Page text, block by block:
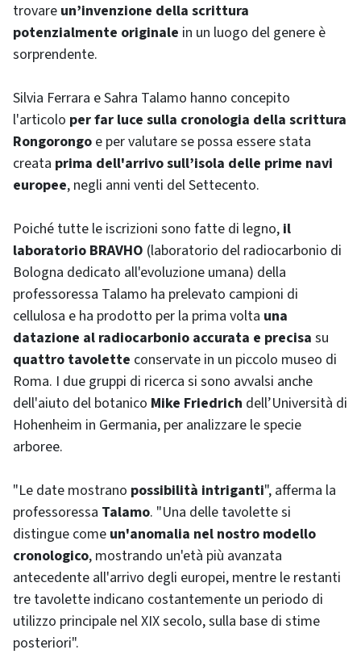
trovare un’invenzione della scrittura
potenzialmente originale in un luogo del genere è
sorprendente.
Silvia Ferrara e Sahra Talamo hanno concepito
l'articolo per far luce sulla cronologia della scrittura
Rongorongo e per valutare se possa essere stata
creata prima dell'arrivo sull’isola delle prime navi
europee, negli anni venti del Settecento.
Poiché tutte le iscrizioni sono fatte di legno, il
laboratorio BRAVHO (laboratorio del radiocarbonio di
Bologna dedicato all'evoluzione umana) della
professoressa Talamo ha prelevato campioni di
cellulosa e ha prodotto per la prima volta una
datazione al radiocarbonio accurata e precisa su
quattro tavolette conservate in un piccolo museo di
Roma. I due gruppi di ricerca si sono avvalsi anche
dell'aiuto del botanico Mike Friedrich dell’Università di
Hohenheim in Germania, per analizzare le specie
arboree.
"Le date mostrano possibilità intriganti", afferma la
professoressa Talamo. "Una delle tavolette si
distingue come un'anomalia nel nostro modello
cronologico, mostrando un'età più avanzata
antecedente all'arrivo degli europei, mentre le restanti
tre tavolette indicano costantemente un periodo di
utilizzo principale nel XIX secolo, sulla base di stime
posteriori".